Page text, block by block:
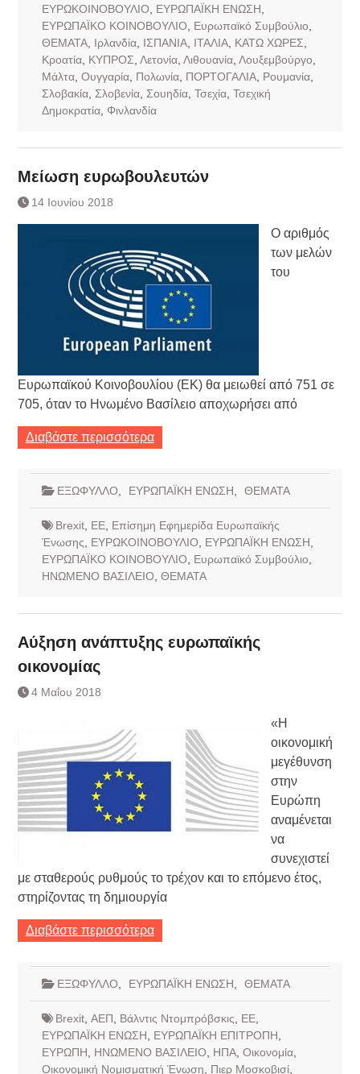
ΕΥΡΩΚΟΙΝΟΒΟΥΛΙΟ
ΕΥΡΩΠΑΪΚΗ ΕΝΩΣΗ
ΕΥΡΩΠΑΪΚΟ ΚΟΙΝΟΒΟΥΛΙΟ
Ευρωπαϊκό Συμβούλιο
ΘΕΜΑΤΑ, Ιρλανδία, ΙΣΠΑΝΙΑ, ΙΤΑΛΙΑ, ΚΑΤΩ ΧΩΡΕΣ
Κροατία, ΚΥΠΡΟΣ Λετονία, Λιθουανία, Λουξεμβούργο
Μάλτα, Ουγγαρία, Πολωνία, ΠΟΡΤΟΓΑΛΙΑ, Ρουμανία,
Σλοβακία, Σλοβενία, Σουηδία, Τσεχία, Τσεχική
Δημοκρατία, Φινλανδία
Μείωση ευρωβουλευτών
14 Ιουνίου 2018
Ο αριθμός
των μελών
του
Ευρωπαϊκού Κοινοβουλίου (ΕΚ) θα μειωθεί από 751 σε
705, όταν το Ηνωμένο Βασίλειο αποχωρήσει από
Διαβάστε περισσότερα
ΕΞΩΦΥΛΛΟ ΕΥΡΩΠΑΪΚΗ ΕΝΩΣΗ ΘΕΜΑΤΑ
Brexit, ΕΕ, Επίσημη Εφημερίδα Ευρωπαϊκής
Ένωσης
ΕΥΡΩΚΟΙΝΟΒΟΥΛΙΟ ΕΥΡΩΠΑΪΚΗ ΕΝΩΣΗ
ΕΥΡΩΠΑΪΚΟ ΚΟΙΝΟΒΟΥΛΙΟ
Ευρωπαϊκό Συμβούλιο
ΗΝΩΜΕΝΟ ΒΑΣΙΛΕΙΟ ΘΕΜΑΤΑ
Αύξηση ανάπτυξης ευρωπαϊκής
οικονομίας
4 Μαΐου 2018
«Η
οικονομική
μεγέθυνση
στην
Ευρώπη
αναμένεται
να
συνεχιστεί
με σταθερούς ρυθμούς το τρέχον και το επόμενο έτος,
στηρίζοντας τη δημιουργία
Διαβάστε περισσότερα
ΕΞΩΦΥΛΛΟ ΕΥΡΩΠΑΪΚΗ ΕΝΩΣΗ ΘΕΜΑΤΑ
Brexit, ΑΕΠ Βάλντις Ντομπρόβσκις ΕΕ,
ΕΥΡΩΠΑΪΚΗ ΕΝΩΣΗ
ΕΥΡΩΠΑΪΚΗ ΕΠΙΤΡΟΠΗ
ΕΥΡΩΠΗ
ΗΝΩΜΕΝΟ ΒΑΣΙΛΕΙΟ ΗΠΑ, Οικονομία,
Οικονομική Νομισματική Ένωση
Πιερ Μοσκοβισί,